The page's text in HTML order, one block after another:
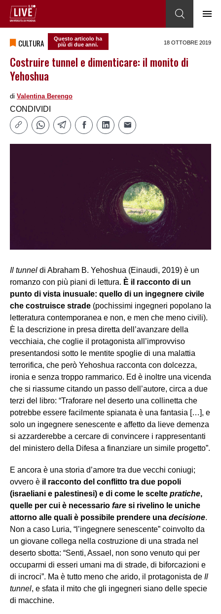
CULTURA
Questo articolo ha
più di due anni.
18 OTTOBRE 2019
Costruire tunnel e dimenticare: il monito di
Yehoshua
di Valentina Berengo
CONDIVIDI
Il tunnel di Abraham B. Yehoshua (Einaudi, 2019) è un
romanzo con più piani di lettura. È il racconto di un
punto di vista inusuale: quello di un ingegnere civile
che costruisce strade (pochissimi ingegneri popolano la
letteratura contemporanea e non, e men che meno civili).
È la descrizione in presa diretta dell’avanzare della
vecchiaia, che coglie il protagonista all’improvviso
presentandosi sotto le mentite spoglie di una malattia
terrorifica, che però Yehoshua racconta con dolcezza,
ironia e senza troppo rammarico. Ed è inoltre una vicenda
che si riassume citando un passo dell’autore, circa a due
terzi del libro: “Traforare nel deserto una collinetta che
potrebbe essere facilmente spianata è una fantasia […], e
solo un ingegnere senescente e affetto da lieve demenza
si azzarderebbe a cercare di convincere i rappresentanti
del ministero della Difesa a finanziare un simile progetto”.
E ancora è una storia d’amore tra due vecchi coniugi;
ovvero è il racconto del conflitto tra due popoli
(israeliani e palestinesi) e di come le scelte pratiche,
quelle per cui è necessario fare si rivelino le uniche
attorno alle quali è possibile prendere una decisione.
Non a caso Luria, “l’ingegnere senescente” coinvolto da
un giovane collega nella costruzione di una strada nel
deserto sbotta: “Senti, Assael, non sono venuto qui per
occuparmi di esseri umani ma di strade, di biforcazioni e
di incroci”. Ma è tutto meno che arido, il protagonista de Il
tunnel, e sfata il mito che gli ingegneri siano delle specie
di macchine.